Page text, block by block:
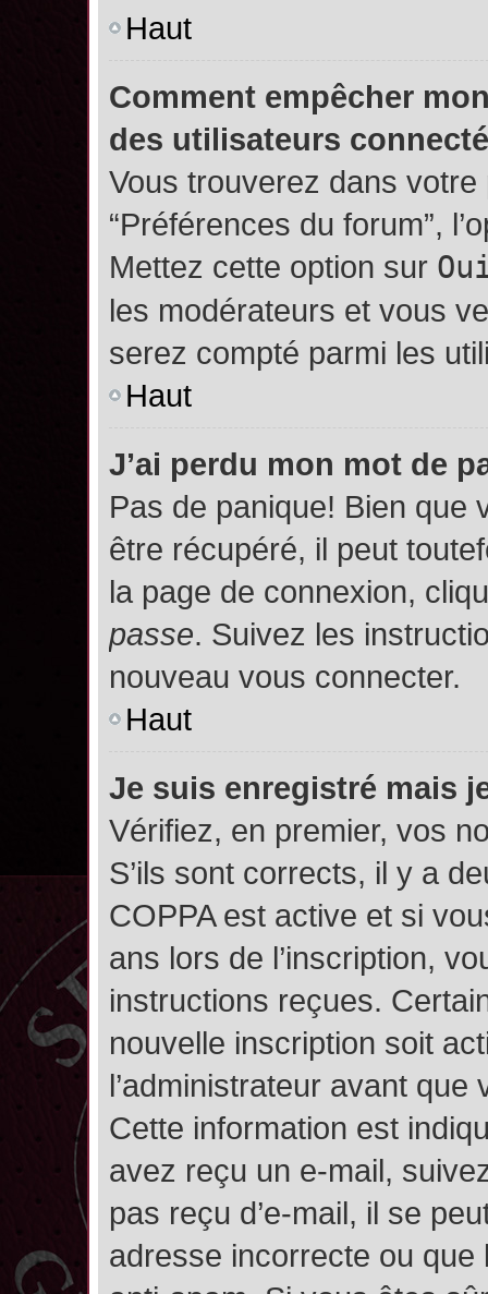
Haut
Comment empêcher
des utilisateurs
Vous trouverez dans votre
“Préférences du forum”,
Mettez cette option sur
les modérateurs et vous
serez compté parmi les
Haut
J’ai perdu mon mot de
Pas de panique! Bien que
être récupéré, il peut
la page de connexion,
passe. Suivez les
nouveau vous connecter.
Haut
Je suis enregistré mais
Vérifiez, en premier, vos
S’ils sont corrects, il y a
COPPA est active et si
ans lors de l’inscription,
instructions reçues.
nouvelle inscription soit
l’administrateur avant
Cette information est
avez reçu un e-mail,
pas reçu d’e-mail, il se
adresse incorrecte ou que